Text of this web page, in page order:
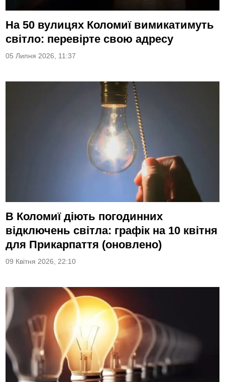
На 50 вулицях Коломиї вимикатимуть
світло: перевірте свою адресу
05 Липня 2026, 11:37
В Коломиї діють погодинних
відключень світла: графік на 10 квітня
для Прикарпаття (оновлено)
09 Квітня 2026, 22:10